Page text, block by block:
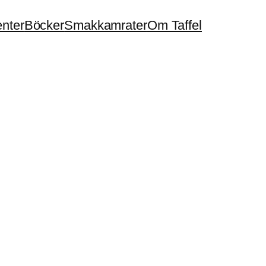
BöckerSmakkamraterOm Taffel